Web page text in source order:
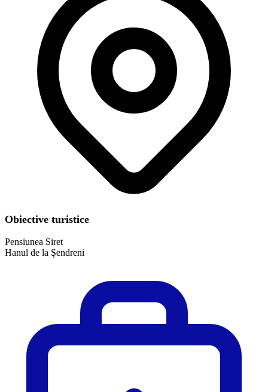
Obiective turistice
Pensiunea Siret
Hanul de la Şendreni